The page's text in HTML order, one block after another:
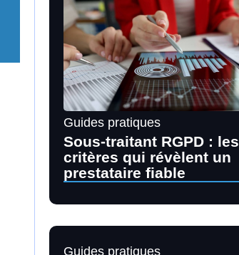
Guides pratiques
Sous-traitant RGPD : les
critères qui révèlent un
prestataire fiable
Guides pratiques